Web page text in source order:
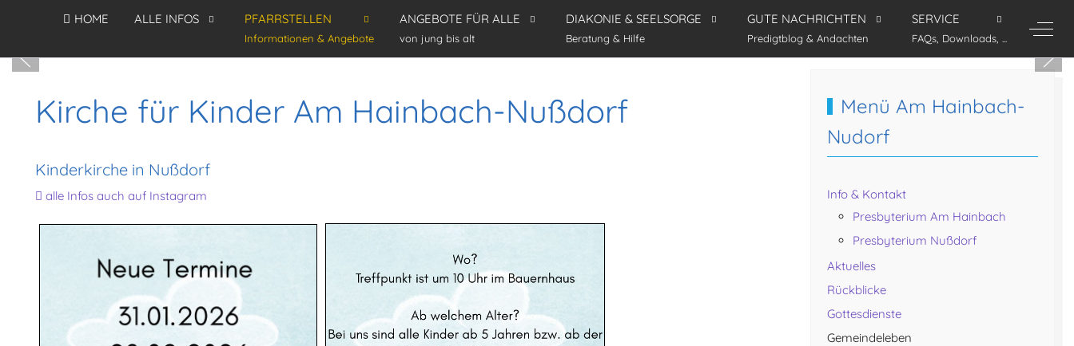
HOME ALLE INFOS PFARRSTELLEN
Informationen & Angebote
ANGEBOTE FÜR ALLE
von jung bis alt
DIAKONIE & SEELSORGE
Beratung & Hilfe
GUTE NACHRICHTEN
Predigtblog & Andachten
SERVICE
FAQs, Downloads, ...
Off-
Kirche für Kinder Am Hainbach-Nußdorf
Kinderkirche in Nußdorf
alle Infos auch auf Instagram
Menü Am Hainbach-
Nudorf
Info & Kontakt
Presbyterium Am Hainbach
Presbyterium Nußdorf
Aktuelles
Rückblicke
Gottesdienste
Gemeindeleben